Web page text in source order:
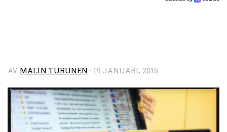
AV MALIN TURUNEN · 19 JANUARI, 2015